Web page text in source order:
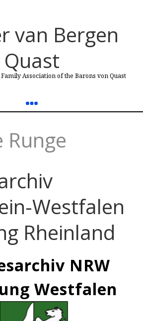
van Bergen
Quast
Association of the Barons von Quast
Runge
Westfalen
Rheinland
NRW
Westfalen